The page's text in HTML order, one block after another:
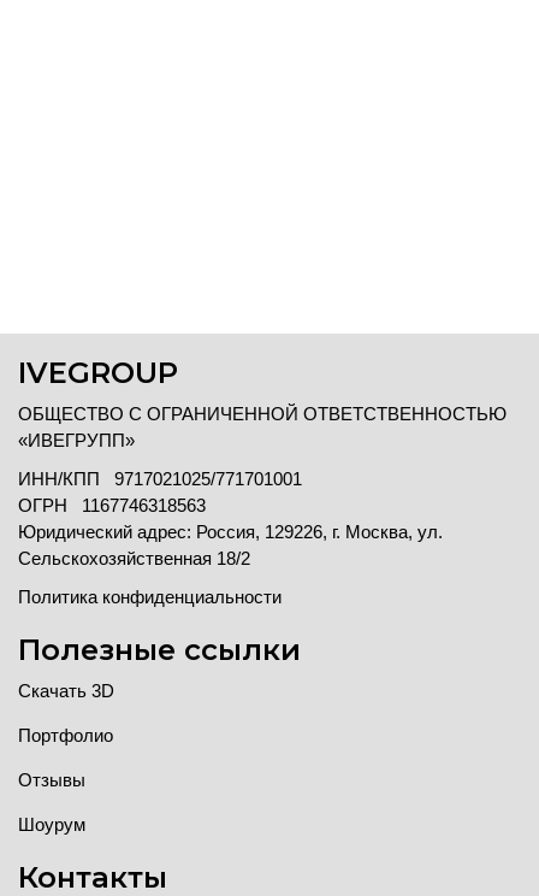
IVEGROUP
ОБЩЕСТВО С ОГРАНИЧЕННОЙ ОТВЕТСТВЕННОСТЬЮ
«ИВЕГРУПП»
ИНН/КПП 9717021025/771701001
ОГРН 1167746318563
Юридический адрес: Россия, 129226, г. Москва, ул.
Сельскохозяйственная 18/2
Политика конфиденциальности
Полезные ссылки
Скачать 3D
Портфолио
Отзывы
Шоурум
Контакты